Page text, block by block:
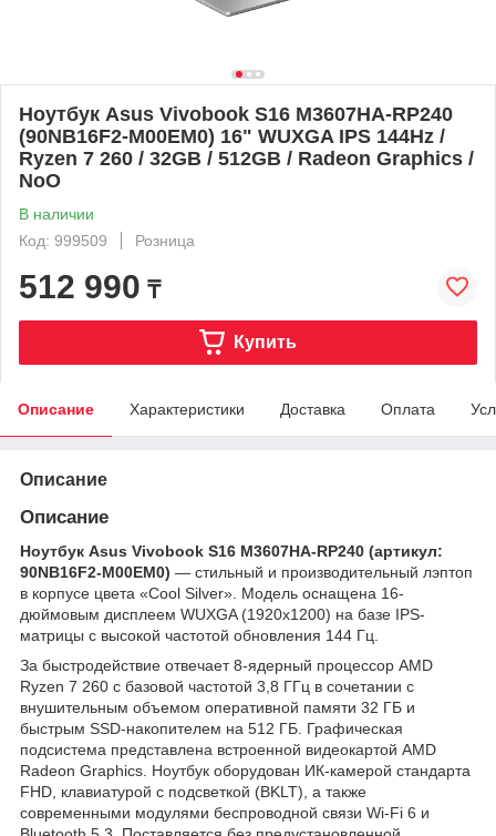
Ноутбук Asus Vivobook S16 M3607HA-RP240
(90NB16F2-M00EM0) 16" WUXGA IPS 144Hz /
Ryzen 7 260 / 32GB / 512GB / Radeon Graphics /
NoO
В наличии
Код: 999509
Розница
512 990 ₸
Купить
Описание Характеристики Доставка Оплата
Описание
Описание
Ноутбук Asus Vivobook S16 M3607HA-RP240 (артикул:
90NB16F2-M00EM0) — стильный и производительный лэптоп
в корпусе цвета «Cool Silver». Модель оснащена 16-
дюймовым дисплеем WUXGA (1920x1200) на базе IPS-
матрицы с высокой частотой обновления 144 Гц.
За быстродействие отвечает 8-ядерный процессор AMD
Ryzen 7 260 с базовой частотой 3,8 ГГц в сочетании с
внушительным объемом оперативной памяти 32 ГБ и
быстрым SSD-накопителем на 512 ГБ. Графическая
подсистема представлена встроенной видеокартой AMD
Radeon Graphics. Ноутбук оборудован ИК-камерой стандарта
FHD, клавиатурой с подсветкой (BKLT), а также
современными модулями беспроводной связи Wi-Fi 6 и